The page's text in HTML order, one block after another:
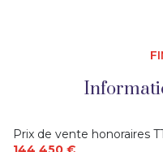
Prix de vente honoraires